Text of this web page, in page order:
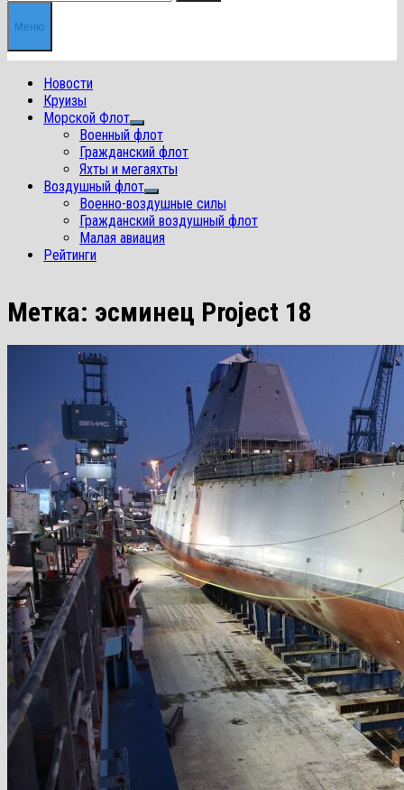
Меню
Новости
Круизы
Морской Флот
Показать
подменю
Военный флот
Гражданский флот
Яхты и мегаяхты
Воздушный флот
Показать
подменю
Военно-воздушные силы
Гражданский воздушный флот
Малая авиация
Рейтинги
Метка: эсминец Project 18